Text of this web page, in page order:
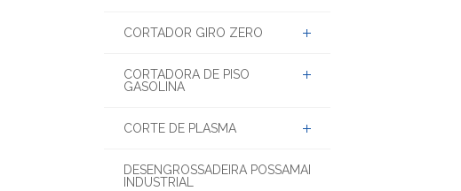
CORTADOR GIRO ZERO
CORTADORA DE PISO
GASOLINA
CORTE DE PLASMA
DESENGROSSADEIRA POSSAMAI
INDUSTRIAL